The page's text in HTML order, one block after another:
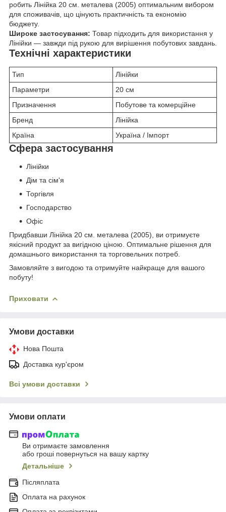
робить Лінійка 20 см. металева (2005) оптимальним вибором
для споживачів, що цінують практичність та економію
бюджету.
Широке застосування: Товар підходить для використання у
Лінійки — завжди під рукою для вирішення побутових завдань.
Технічні характеристики
Тип
Лінійки
Параметри
20 см
Призначення
Побутове та комерційне
Бренд
Лінійка
Країна
Україна / Імпорт
Сфера застосування
Лінійки
Дім та сім'я
Торгівля
Господарство
Офіс
Придбавши Лінійка 20 см. металева (2005), ви отримуєте
якісний продукт за вигідною ціною. Оптимальне рішення для
домашнього використання та торговельних потреб.
Замовляйте з вигодою та отримуйте найкраще для вашого
побуту!
Приховати
Умови доставки
Нова Пошта
Доставка кур'єром
Всі умови доставки
Умови оплати
Ви отримаєте замовлення
або гроші повернуться на вашу картку
Детальніше
Післяплата
Оплата на рахунок